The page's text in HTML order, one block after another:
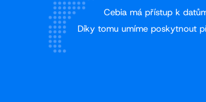
Cebia má přístup k
Díky tomu umíme poskytnout